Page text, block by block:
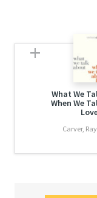
literature.
What We
When We
Carver,